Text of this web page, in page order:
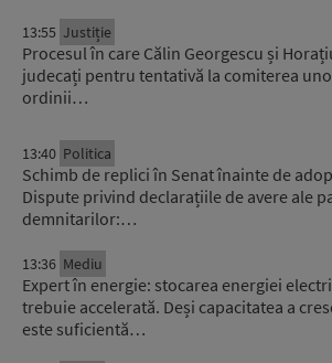
13:55 Justiție
Procesul în care Călin Georgescu și
judecați pentru tentativă la comiterea
ordinii…
13:40 Politica
Schimb de replici în Senat înainte de
Dispute privind declarațiile de avere ale
demnitarilor:…
13:36 Mediu
Expert în energie: stocarea energiei
trebuie accelerată. Deși capacitatea a
este suficientă…